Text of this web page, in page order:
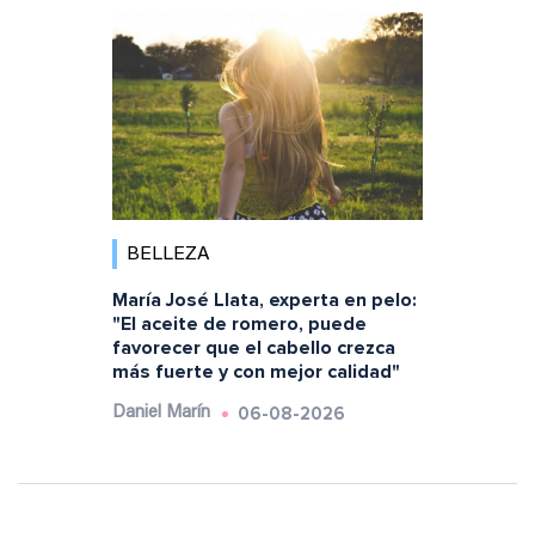
BELLEZA
María José Llata, experta en pelo:
"El aceite de romero, puede
favorecer que el cabello crezca
más fuerte y con mejor calidad"
Daniel Marín 06-08-2026